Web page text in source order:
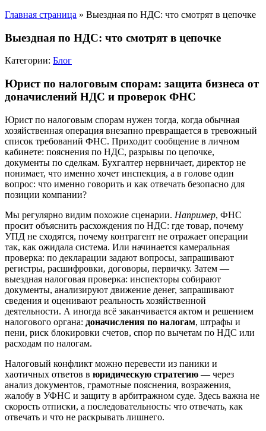
Главная страница » Выездная по НДС: что смотрят в цепочке
Выездная по НДС: что смотрят в цепочке
Категории: Блог
Юрист по налоговым спорам: защита бизнеса от
доначислений НДС и проверок ФНС
Юрист по налоговым спорам нужен тогда, когда обычная
хозяйственная операция внезапно превращается в тревожный
список требований ФНС. Приходит сообщение в личном
кабинете: пояснения по НДС, разрывы по цепочке,
документы по сделкам. Бухгалтер нервничает, директор не
понимает, что именно хочет инспекция, а в голове один
вопрос: что именно говорить и как отвечать безопасно для
позиции компании?
Мы регулярно видим похожие сценарии. Например, ФНС
просит объяснить расхождения по НДС: где товар, почему
УПД не сходятся, почему контрагент не отражает операции
так, как ожидала система. Или начинается камеральная
проверка: по декларации задают вопросы, запрашивают
регистры, расшифровки, договоры, первичку. Затем —
выездная налоговая проверка: инспекторы собирают
документы, анализируют движение денег, запрашивают
сведения и оценивают реальность хозяйственной
деятельности. А иногда всё заканчивается актом и решением
налогового органа: доначисления по налогам, штрафы и
пени, риск блокировки счетов, спор по вычетам по НДС или
расходам по налогам.
Налоговый конфликт можно перевести из паники и
хаотичных ответов в юридическую стратегию — через
анализ документов, грамотные пояснения, возражения,
жалобу в УФНС и защиту в арбитражном суде. Здесь важна не
скорость отписки, а последовательность: что отвечать, как
отвечать и что не раскрывать лишнего.